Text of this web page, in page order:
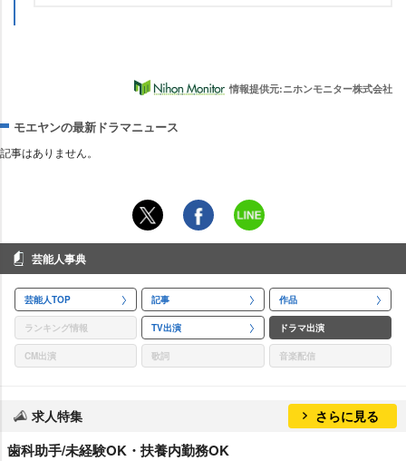
情報提供元:ニホンモニター株式会社
モエヤンの最新ドラマニュース
記事はありません。
芸能人事典
芸能人TOP 記事 作品
ランキング情報 TV出演 ドラマ出演
CM出演 歌詞 音楽配信
求人特集 さらに見る
歯科助手/未経験OK・扶養内勤務OK